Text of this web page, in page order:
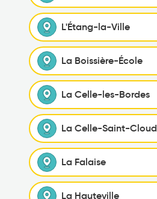
L'Étang-la-Ville
La Boissière-École
La Celle-les-Bordes
La Celle-Saint-Cloud
La Falaise
La Hauteville